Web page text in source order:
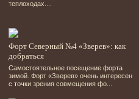
теплоходах....
Форт Северный №4 «Зверев»: как
добраться
Самостоятельное посещение форта
зимой. Форт «Зверев» очень интересен
с точки зрения совмещения фо...